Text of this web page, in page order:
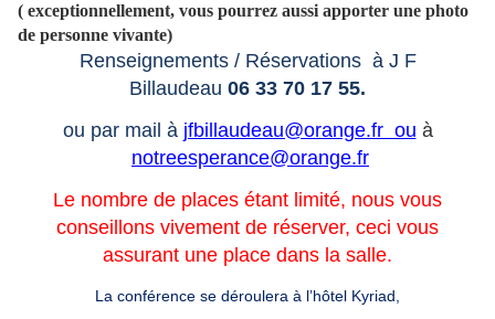
( exceptionnellement, vous pourrez aussi apporter une photo
de personne vivante)
Renseignements / Réservations à J F
Billaudeau 06 33 70 17 55.
ou par mail à jfbillaudeau@orange.fr ou à
notreesperance@orange.fr
Le nombre de places étant limité, nous vous
conseillons vivement de réserver, ceci vous
assurant une place dans la salle.
La conférence se déroulera à l’hôtel Kyriad,